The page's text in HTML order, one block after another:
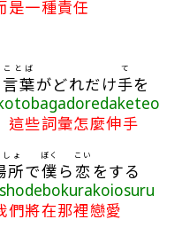
一種責任
言葉
ことば
がどれだけ手
て
を
這些詞彙怎麼伸手
所
しょ
で僕
ぼく
ら恋
こい
をする
將在那裡戀愛